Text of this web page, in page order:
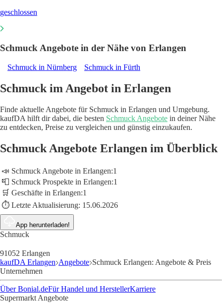
geschlossen
Schmuck Angebote in der Nähe von Erlangen
Schmuck in Nürnberg Schmuck in Fürth
Schmuck im Angebot in Erlangen
Finde aktuelle Angebote für Schmuck in Erlangen und Umgebung.
kaufDA hilft dir dabei, die besten Schmuck Angebote in deiner Nähe
zu entdecken, Preise zu vergleichen und günstig einzukaufen.
Schmuck Angebote Erlangen im Überblick
📣 Schmuck Angebote in Erlangen:1
📮 Schmuck Prospekte in Erlangen:1
🛒 Geschäfte in Erlangen:1
⏱️ Letzte Aktualisierung: 15.06.2026
App herunterladen!
Schmuck
91052 Erlangen
kaufDA Erlangen Angebote Schmuck Erlangen: Angebote & Preis
Unternehmen
Über Bonial.deFür Handel und HerstellerKarriere
Supermarkt Angebote